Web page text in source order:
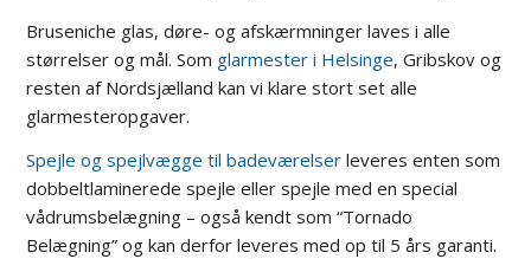
Bruseniche glas, døre- og afskærmninger laves i alle
størrelser og mål. Som glarmester i Helsinge, Gribskov og
resten af Nordsjælland kan vi klare stort set alle
glarmesteropgaver.
Spejle og spejlvægge til badeværelser leveres enten som
dobbeltlaminerede spejle eller spejle med en special
vådrumsbelægning – også kendt som “Tornado
Belægning” og kan derfor leveres med op til 5 års garanti.